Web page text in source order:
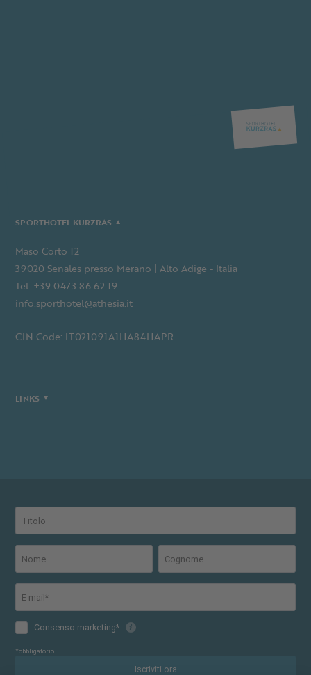
SPORTHOTEL KURZRAS
Maso Corto 12
39020 Senales presso Merano | Alto Adige - Italia
Tel. +39 0473 86 62 19
info.sporthotel@athesia.it
CIN Code: IT021091A1HA84HAPR
LINKS